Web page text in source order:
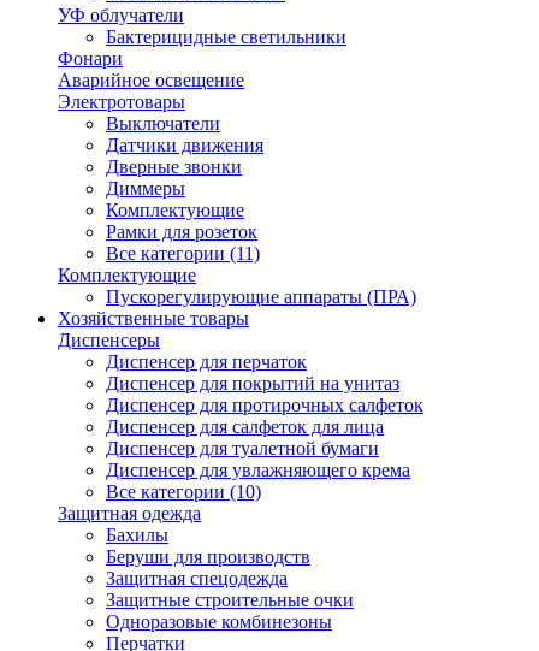
УФ облучатели
Бактерицидные светильники
Фонари
Аварийное освещение
Электротовары
Выключатели
Датчики движения
Дверные звонки
Диммеры
Комплектующие
Рамки для розеток
Все категории (11)
Комплектующие
Пускорегулирующие аппараты (ПРА)
Хозяйственные товары
Диспенсеры
Диспенсер для перчаток
Диспенсер для покрытий на унитаз
Диспенсер для протирочных салфеток
Диспенсер для салфеток для лица
Диспенсер для туалетной бумаги
Диспенсер для увлажняющего крема
Все категории (10)
Защитная одежда
Бахилы
Беруши для производств
Защитная спецодежда
Защитные строительные очки
Одноразовые комбинезоны
Перчатки